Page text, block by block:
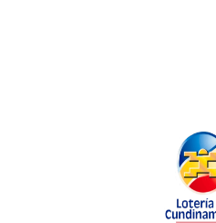
Lotería de Bogotá
Lotería de Risaralda